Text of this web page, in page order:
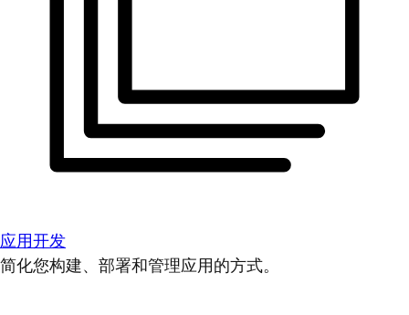
应用开发
简化您构建、部署和管理应用的方式。